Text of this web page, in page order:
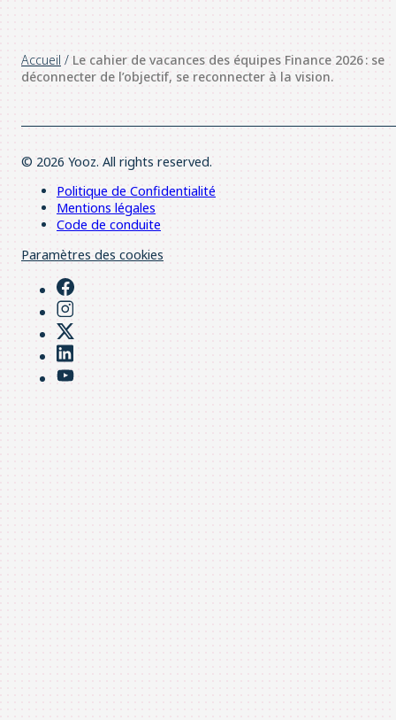
Accueil / Le cahier de vacances des équipes Finance 2026 : se
déconnecter de l’objectif, se reconnecter à la vision.
© 2026 Yooz. All rights reserved.
Politique de Confidentialité
Mentions légales
Code de conduite
Paramètres des cookies